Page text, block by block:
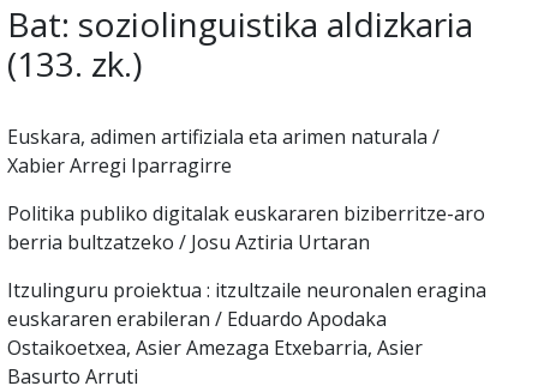
Bat: soziolinguistika aldizkaria
(133. zk.)
Euskara, adimen artifiziala eta arimen naturala /
Xabier Arregi Iparragirre
Politika publiko digitalak euskararen biziberritze-aro
berria bultzatzeko / Josu Aztiria Urtaran
Itzulinguru proiektua : itzultzaile neuronalen eragina
euskararen erabileran / Eduardo Apodaka
Ostaikoetxea, Asier Amezaga Etxebarria, Asier
Basurto Arruti